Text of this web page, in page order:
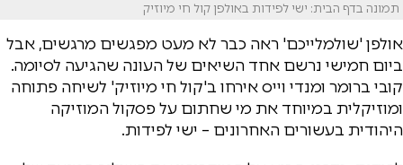
תמונה בדף הבית: ישי לפידות באולפן קול חי מיוזיק
​אולפן 'שולמלייכם' ראה כבר לא מעט מפגשים מרגשים, אבל
ביום חמישי נרשם אחד השיאים של העונה שהגיעה לסיומה.
קובי ברומר ומנדי וייס אירחו ב'קול חי מיוזיק' לשיחה פתוחה
ומוזיקלית במיוחד את מי שחתום על פסקול המוזיקה
היהודית בעשורים האחרונים – ישי לפידות.